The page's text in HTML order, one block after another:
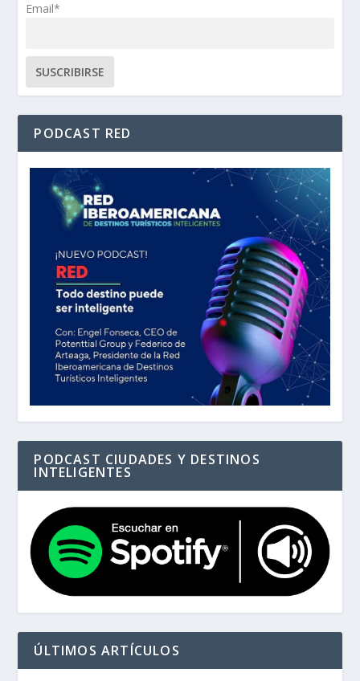
Email*
PODCAST RED
PODCAST CIUDADES Y DESTINOS
INTELIGENTES
ÚLTIMOS ARTÍCULOS